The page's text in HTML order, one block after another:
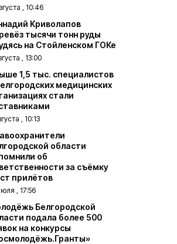
, 10:46
Криволапов
тысячи тонн руды
на Стойленском ГОКе
, 13:00
1,5 тыс. специалистов
медицинских
стали
, 10:13
области
об
за съёмку
прилётов
, 17:56
Белгородской
подала более 500
на конкурсы